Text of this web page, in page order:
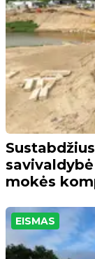
mokės
EISMAS